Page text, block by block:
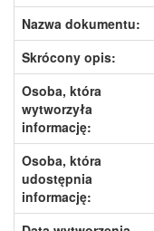
Nazwa dokumentu:
Skrócony opis:
Osoba, która
wytworzyła
informację:
Osoba, która
udostępnia
informację: